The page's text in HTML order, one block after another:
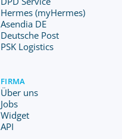
Hermes (myHermes)
Asendia DE
Deutsche Post
PSK Logistics
FIRMA
Über uns
Jobs
Widget
API